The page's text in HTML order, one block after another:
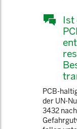
Ist
PCB-
der UN-
3432